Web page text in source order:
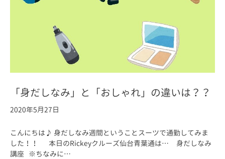
「身だしなみ」と「おしゃれ」の違いは？？
2020年5月27日
こんにちは♪ 身だしなみ週間ということスーツで通勤してみま
した！！ 本日のRickeyクルーズ仙台青葉通は… 身だしなみ
講座 ※ちなみに…